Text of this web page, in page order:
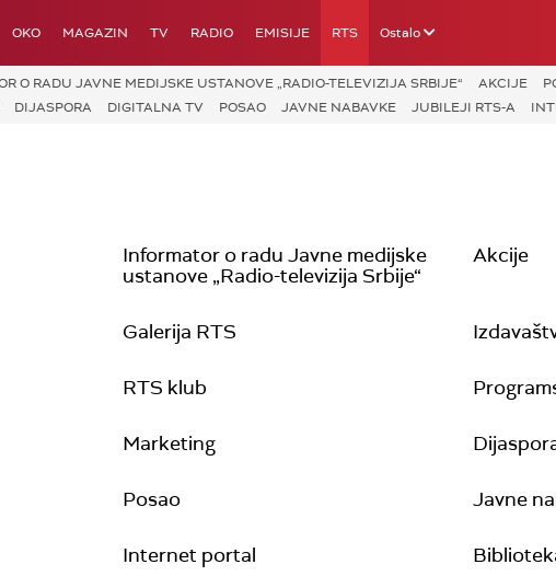
OKO MAGAZIN TV RADIO EMISIJE RTS Ostalo
O RADU JAVNE MEDIJSKE USTANOVE „RADIO-TELEVIZIJA SRBIJE“ AKCIJE
DIJASPORA DIGITALNA TV POSAO JAVNE NABAVKE JUBILEJI RTS-A
Informator o radu Javne medijske
ustanove „Radio-televizija Srbije“
Akcije
Galerija RTS
RTS klub
Marketing
Posao Javne
Internet portal